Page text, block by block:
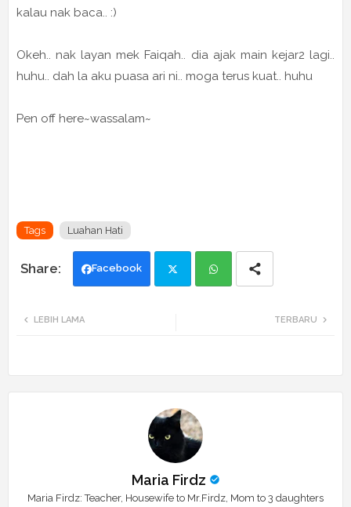
kalau nak baca.. :)
Okeh.. nak layan mek Faiqah.. dia ajak main kejar2 lagi..
huhu.. dah la aku puasa ari ni.. moga terus kuat.. huhu
Pen off here~wassalam~
Tags Luahan Hati
Facebook
TERBARU
LEBIH LAMA
Maria Firdz
Maria Firdz: Teacher, Housewife to Mr.Firdz, Mom to 3 daughters